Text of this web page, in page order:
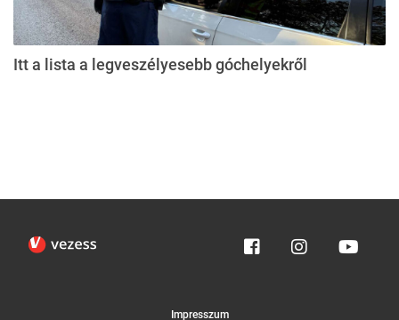
Itt a lista a legveszélyesebb góchelyekről
Impresszum